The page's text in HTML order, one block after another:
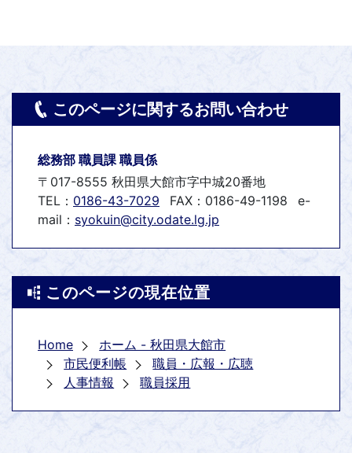
このページに関するお問い合わせ
総務部 職員課 職員係
〒017-8555 秋田県大館市字中城20番地
TEL： 0186-43-7029 FAX：0186-49-1198
e-
mail： syokuin@city.odate.lg.jp
このページの現在位置
Home
ホーム - 秋田県大館市
市民便利帳
職員・広報・広聴
人事情報
職員採用